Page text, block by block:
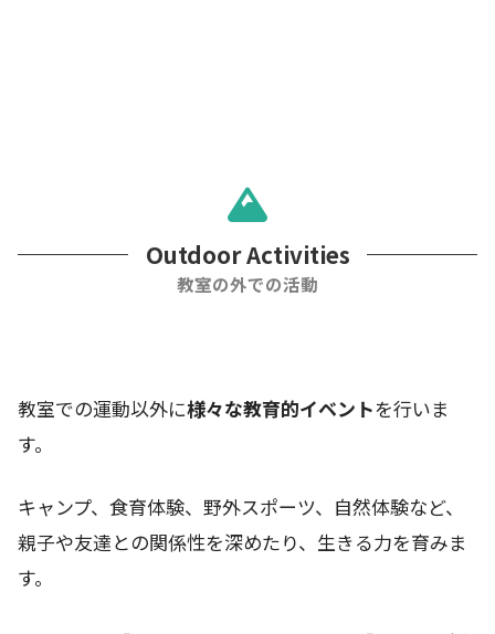
Outdoor Activities
教室の外での活動
教室での運動以外に様々な教育的イベントを行いま
す。
キャンプ、食育体験、野外スポーツ、自然体験など、
親子や友達との関係性を深めたり、生きる力を育みま
す。